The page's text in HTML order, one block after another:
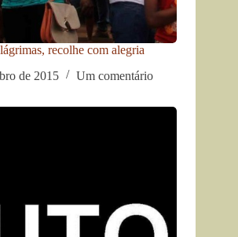
recolhe com alegria
de 2015
Um comentário